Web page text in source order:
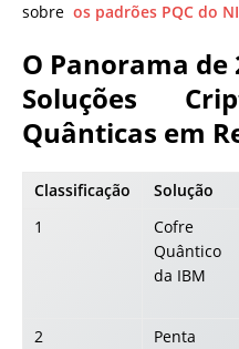
sobre os padrões PQC do
O Panorama de
Soluções
Quânticas em
Classificação Solução
1
Cofre
Quântico
da IBM
2
Penta